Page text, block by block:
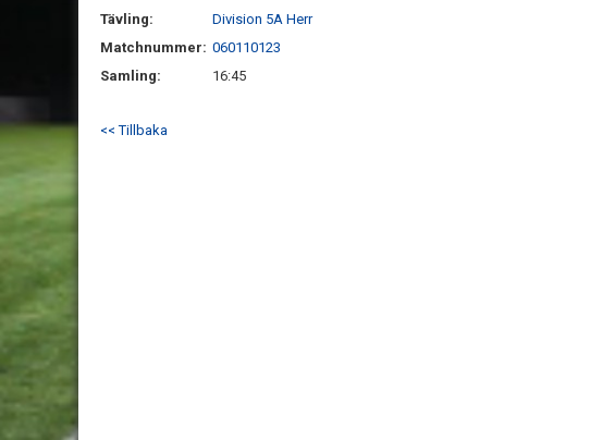
Tävling:
Division 5A Herr
Matchnummer: 060110123
Samling:
16:45
<< Tillbaka